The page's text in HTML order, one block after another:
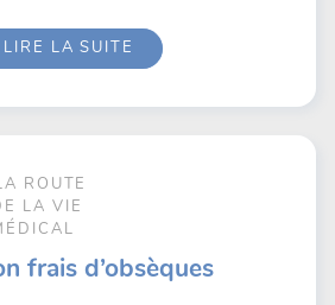
LIRE LA SUITE
ROUTE
LA VIE
frais d’obsèques